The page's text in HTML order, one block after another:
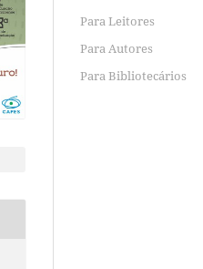
Para Leitores
Para Autores
Para Bibliotecários